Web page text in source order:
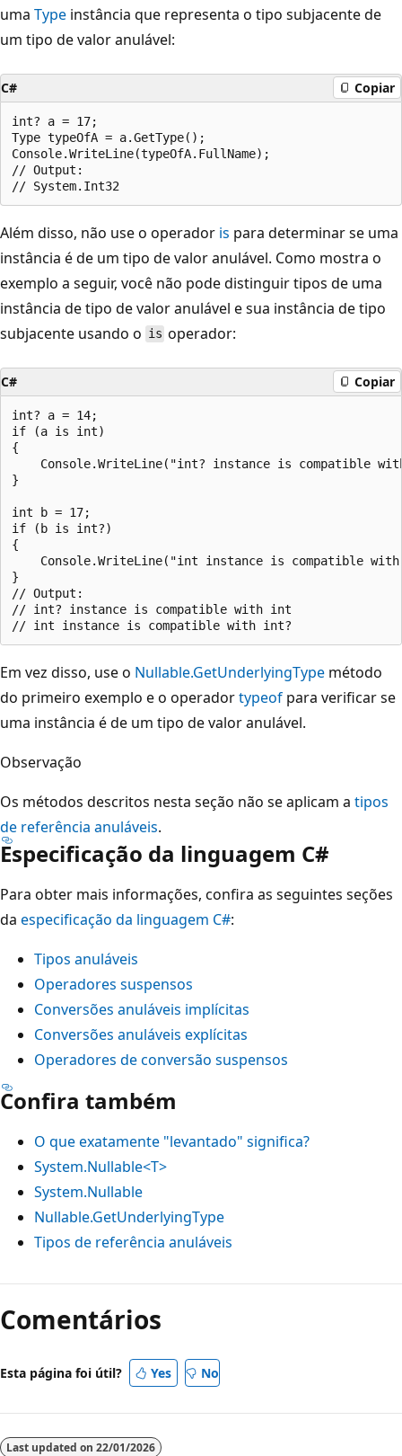
uma Type instância que representa o tipo subjacente de
um tipo de valor anulável:
C# Copiar
int? a = 17;
Type typeOfA = a.GetType();
Console.WriteLine(typeOfA.FullName);
// Output:
Além disso, não use o operador is para determinar se uma
instância é de um tipo de valor anulável. Como mostra o
exemplo a seguir, você não pode distinguir tipos de uma
instância de tipo de valor anulável e sua instância de tipo
subjacente usando o is operador:
C# Copiar
int? a = 14;
if (a is int)
{
Console.WriteLine("int? instance is compatible
}
int b = 17;
if (b is int?)
{
Console.WriteLine("int instance is compatible
}
// Output:
// int? instance is compatible with int
Em vez disso, use o Nullable.GetUnderlyingType método
do primeiro exemplo e o operadortypeof para verificar se
uma instância é de um tipo de valor anulável.
Observação
Os métodos descritos nesta seção não se aplicam a tipos
de referência anuláveis.
Especificação da linguagem C#
Para obter mais informações, confira as seguintes seções
da especificação da linguagem C#:
Tipos anuláveis
Operadores suspensos
Conversões anuláveis implícitas
Conversões anuláveis explícitas
Operadores de conversão suspensos
Confira também
O que exatamente "levantado" significa?
System.Nullable<T>
System.Nullable
Nullable.GetUnderlyingType
Tipos de referência anuláveis
Comentários
Esta página foi útil? Yes No
Last updated on 22/01/2026